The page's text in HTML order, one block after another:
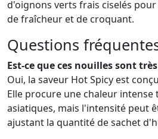
d'oignons verts frais ciselés
de fraîcheur et de croquant.
Questions
Est-ce que ces nouilles sont
Oui, la saveur Hot Spicy est
Elle procure une chaleur intense
asiatiques, mais l'intensité peut
ajustant la quantité de sachet